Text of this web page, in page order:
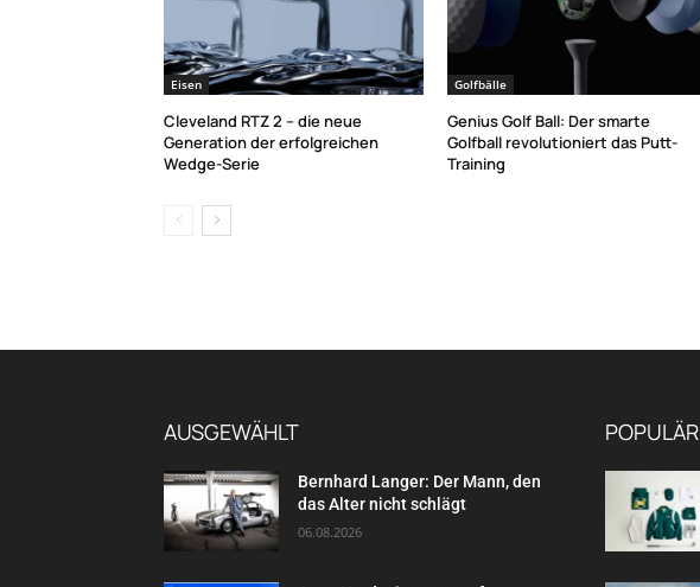
Eisen
Cleveland RTZ 2 – die neue
Generation der erfolgreichen
Wedge-Serie
Golfbälle
Genius Golf Ball: Der smarte
Golfball revolutioniert das Putt-
Training
AUSGEWÄHLT
Bernhard Langer: Der Mann, den
das Alter nicht schlägt
06.08.2026
POPULÄR